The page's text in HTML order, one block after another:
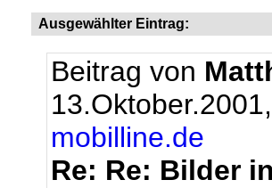
Ausgewählter Eintrag:
Beitrag von
mobilline.de
Re: Re: Bilder